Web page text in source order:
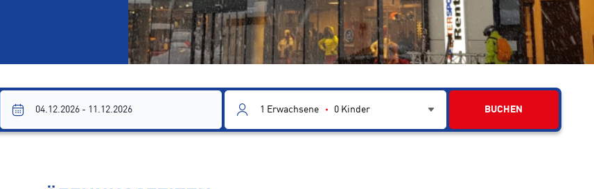
1 Erwachsene 0 Kinder BUCHEN